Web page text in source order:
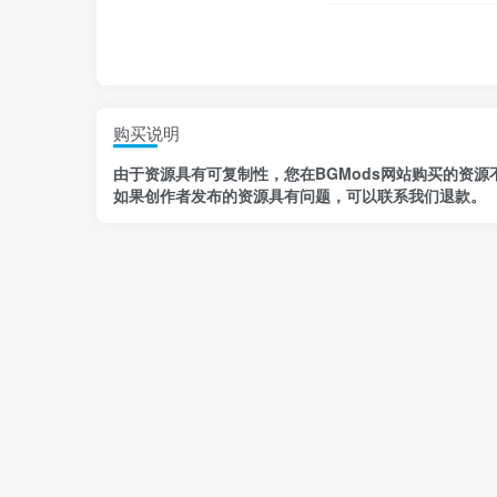
购买说明
由于资源具有可复制性， 您在BGMods网站购买的资源
如果创作者发布的资源具有问题 ， 可以联系我们退款。